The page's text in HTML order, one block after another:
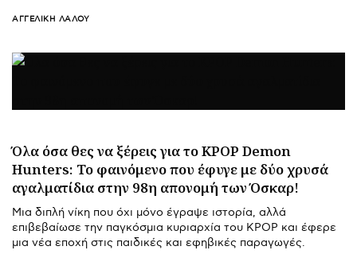
ΑΓΓΕΛΙΚΉ ΛΆΛΟΥ
Όλα όσα θες να ξέρεις για το KPOP Demon
Hunters: Το φαινόμενο που έφυγε με δύο χρυσά
αγαλματίδια στην 98η απονομή των Όσκαρ!
Μια διπλή νίκη που όχι μόνο έγραψε ιστορία, αλλά
επιβεβαίωσε την παγκόσμια κυριαρχία του KPOP και έφερε
μια νέα εποχή στις παιδικές και εφηβικές παραγωγές.